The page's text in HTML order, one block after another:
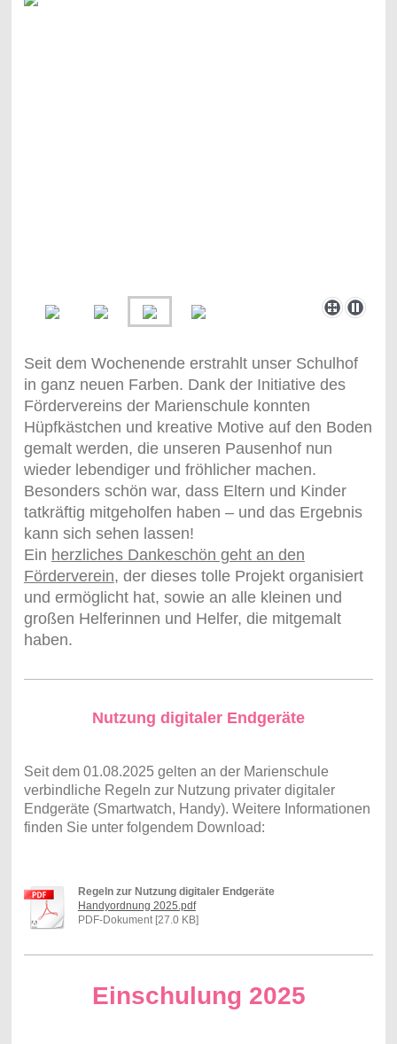
Seit dem Wochenende erstrahlt unser Schulhof
in ganz neuen Farben. Dank der Initiative des
Fördervereins der Marienschule konnten
Hüpfkästchen und kreative Motive auf den Boden
gemalt werden, die unseren Pausenhof nun
wieder lebendiger und fröhlicher machen.
Besonders schön war, dass Eltern und Kinder
tatkräftig mitgeholfen haben – und das Ergebnis
kann sich sehen lassen!
Ein herzliches Dankeschön geht an den
Förderverein, der dieses tolle Projekt organisiert
und ermöglicht hat, sowie an alle kleinen und
großen Helferinnen und Helfer, die mitgemalt
haben.
Nutzung digitaler Endgeräte
Seit dem 01.08.2025 gelten an der Marienschule
verbindliche Regeln zur Nutzung privater digitaler
Endgeräte (Smartwatch, Handy). Weitere Informationen
finden Sie unter folgendem Download:
Regeln zur Nutzung digitaler Endgeräte
Handyordnung 2025.pdf
PDF-Dokument [27.0 KB]
Einschulung 2025